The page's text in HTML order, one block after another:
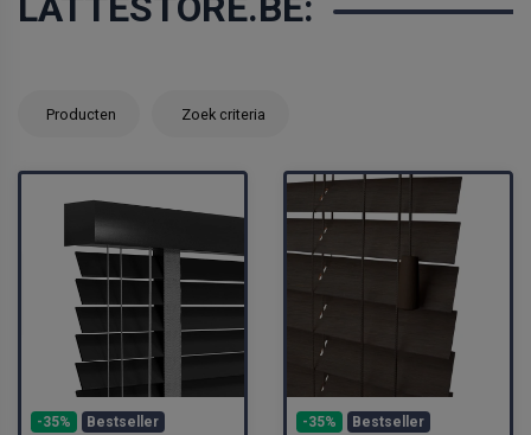
Producten Zoek criteria
-35% Bestseller -35% Bestseller